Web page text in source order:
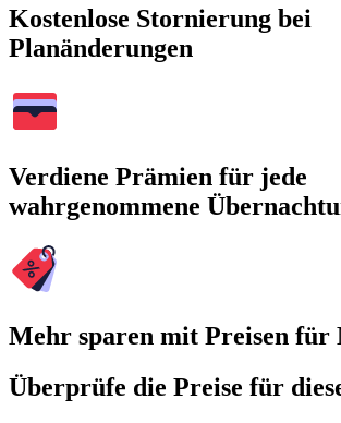
Kostenlose Stornierung bei
Planänderungen
Verdiene Prämien für jede
wahrgenommene
Mehr sparen mit Preisen
Überprüfe die Preise für